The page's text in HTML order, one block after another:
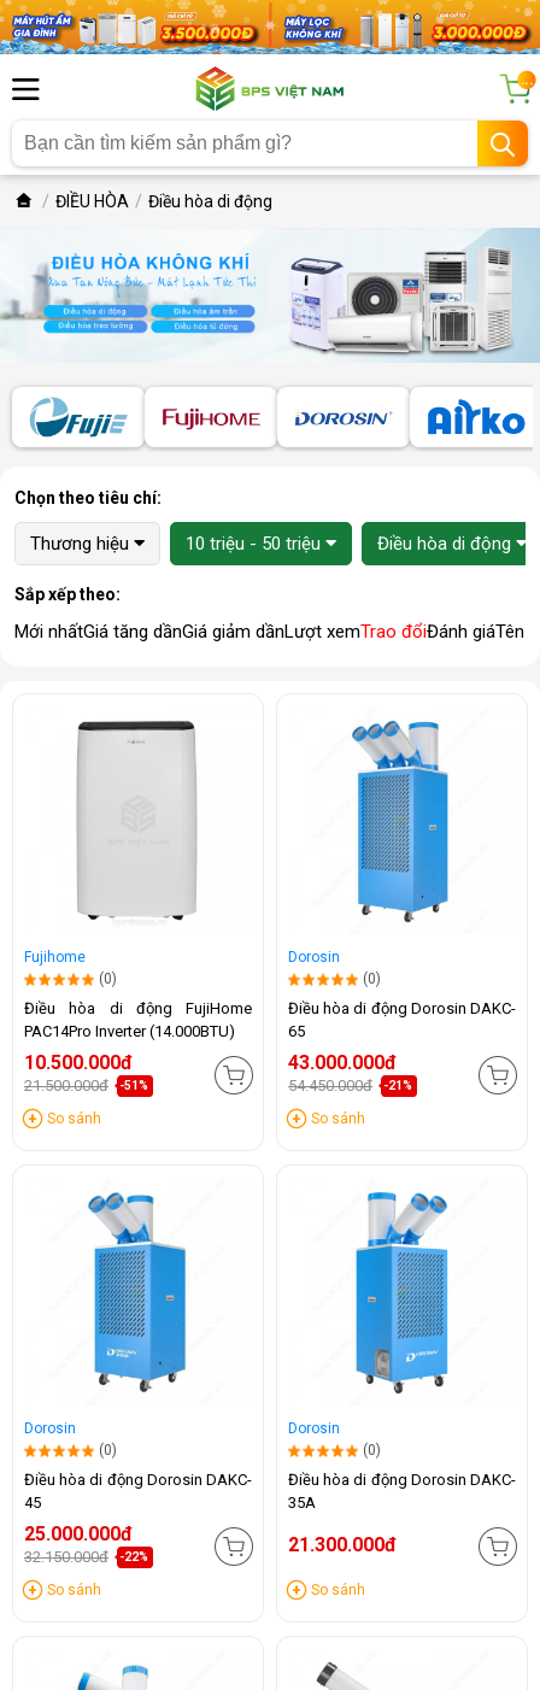
...
ĐIỀU HÒA Điều hòa di động
Chọn theo tiêu chí:
Thương hiệu 10 triệu - 50 triệu Điều hòa di động
Sắp xếp theo:
Mới nhấtGiá tăng dầnGiá giảm dầnLượt xemTrao đổiĐánh giáTên
Fujihome
(0)
Điều hòa di động FujiHome
PAC14Pro Inverter (14.000BTU)
10.500.000đ
21.500.000đ -51%
So sánh
Dorosin
(0)
Điều hòa di động Dorosin DAKC-
65
43.000.000đ
54.450.000đ -21%
So sánh
Dorosin
(0)
Điều hòa di động Dorosin DAKC-
45
25.000.000đ
32.150.000đ -22%
So sánh
Dorosin
(0)
Điều hòa di động Dorosin DAKC-
35A
21.300.000đ
So sánh